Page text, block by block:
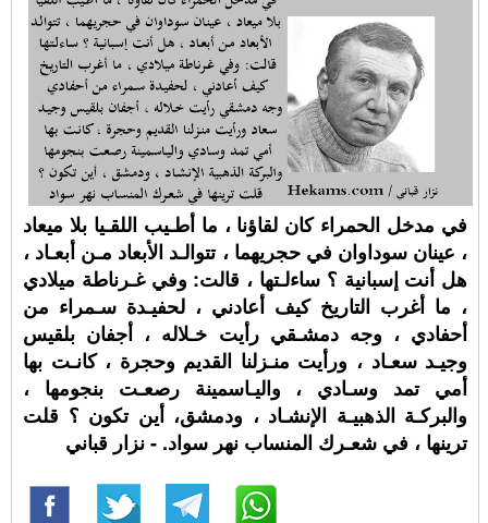
في مدخل الحمراء كان لقاؤنا ، ما أطـيب اللقـيا بلا ميعاد
، عينان سوداوان في حجريهما ، تتوالـد الأبعاد مـن أبعـاد ،
هل أنت إسبانية ؟ ساءلـتها ، قالت: وفي غـرناطة ميلادي
، ما أغرب التاريخ كيف أعادني ، لحفيـدة سـمراء من
أحفادي ، وجه دمشـقي رأيت خـلاله ، أجفان بلقيس
وجيـد سعـاد ، ورأيت منـزلنا القديم وحجرة ، كانـت بها
أمي تمد وسـادي ، واليـاسمينة رصعـت بنجومها ،
والبركـة الذهبيـة الإنشـاد ، ودمشق، أين تكون ؟ قلت
ترينها ، في شعـرك المنساب نهر سواد. - نزار قباني